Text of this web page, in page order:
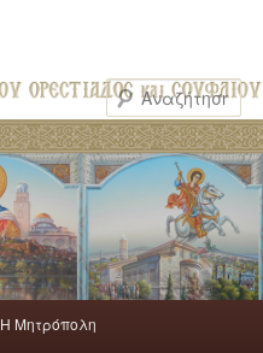
H Mητρόπολη